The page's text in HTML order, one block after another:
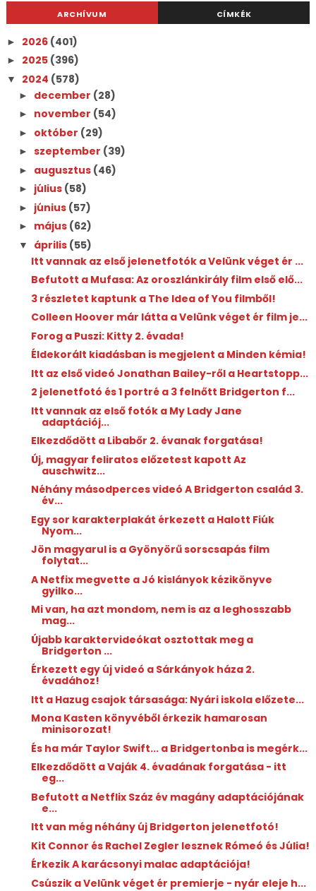
ARCHÍVUM CÍMKÉK
► 2026 (401)
► 2025 (396)
▼ 2024 (578)
► december (28)
► november (54)
► október (29)
► szeptember (39)
► augusztus (46)
► július (58)
► június (57)
► május (62)
▼ április (55)
Itt vannak az első jelenetfotók a Velünk véget ér ...
Befutott a Mufasa: Az oroszlánkirály film első elő...
3 részletet kaptunk a The Idea of You filmből!
Colleen Hoover már látta a Velünk véget ér film je...
Forog a Puszi: Kitty 2. évada!
Éldekorált kiadásban is megjelent a Minden kémia!
Itt az első videó Jonathan Bailey-ről a Heartstopp...
2 jelenetfotó és 1 portré a 3 felnőtt Bridgerton f...
Itt vannak az első fotók a My Lady Jane
adaptációj...
Elkezdődött a Libabőr 2. évanak forgatása!
Új, magyar feliratos előzetest kapott Az
auschwitz...
Néhány másodperces videó A Bridgerton család 3.
év...
Egy sor karakterplakát érkezett a Halott Fiúk
Nyom...
Jön magyarul is a Gyönyörű sorscsapás film
folytat...
A Netfix megvette a Jó kislányok kézikönyve
gyilko...
Mi van, ha azt mondom, nem is az a leghosszabb
mag...
Újabb karaktervideókat osztottak meg a
Bridgerton ...
Érkezett egy új videó a Sárkányok háza 2.
évadához!
Itt a Hazug csajok társasága: Nyári iskola előzete...
Mona Kasten könyvéből érkezik hamarosan
minisorozat!
És ha már Taylor Swift... a Bridgertonba is megérk...
Elkezdődött a Vaják 4. évadának forgatása - itt
eg...
Befutott a Netflix Száz év magány adaptációjának
e...
Itt van még néhány új Bridgerton jelenetfotó!
Kit Connor és Rachel Zegler lesznek Rómeó és Júlia!
Érkezik A karácsonyi malac adaptációja!
Csúszik a Velünk véget ér premierje - nyár eleje h...